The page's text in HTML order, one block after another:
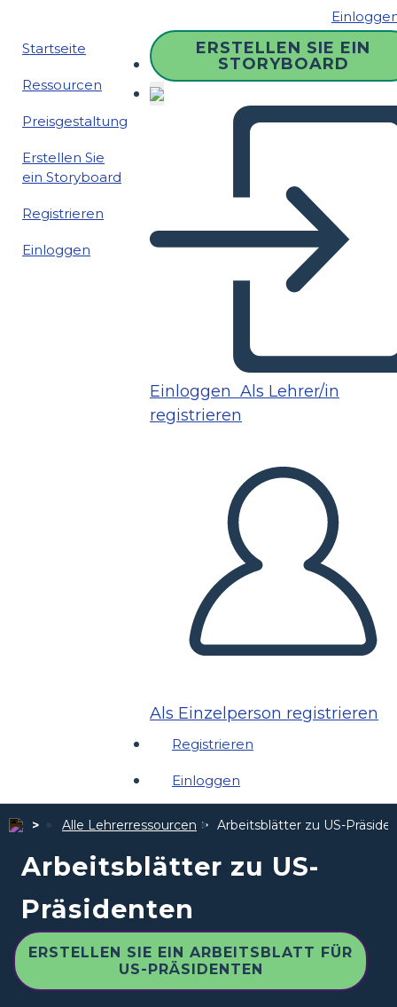
Startseite
Ressourcen
Preisgestaltung
Erstellen Sie
ein Storyboard
Registrieren
Einloggen
ERSTELLEN SIE EIN
STORYBOARD
Einloggen Als Lehrer/in
registrieren
Als Einzelperson registrieren
Registrieren
Einloggen
Alle Lehrerressourcen Arbeitsblätter zu US-
Arbeitsblätter zu US-
Präsidenten
ERSTELLEN SIE EIN ARBEITSBLATT FÜR
US-PRÄSIDENTEN